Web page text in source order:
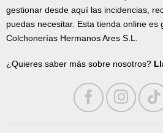
gestionar desde aquí las incidencias,
puedas necesitar. Esta tienda online es
Colchonerías Hermanos Ares S.L.
¿Quieres saber más sobre nosotros?